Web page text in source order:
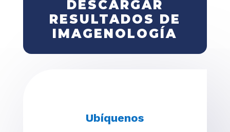
DESCARGAR
RESULTADOS DE
IMAGENOLOGÍA
Ubíquenos